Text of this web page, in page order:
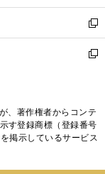
開
く
ウ
で
開
く
ン
ド
ウ
で
ウ
ィ
ン
ド
く
新
し
い
ド
ウ
で
新
ィ
ン
、著作権者からコンテ
す登録商標（登録番号
掲示しているサービス